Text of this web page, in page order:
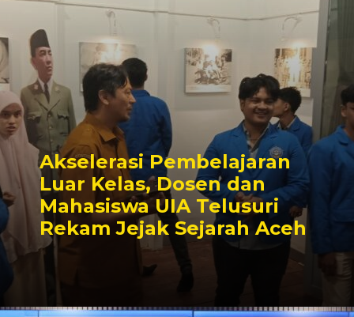
Akselerasi Pembelajaran
Luar Kelas, Dosen dan
Mahasiswa UIA Telusuri
Rekam Jejak Sejarah Aceh